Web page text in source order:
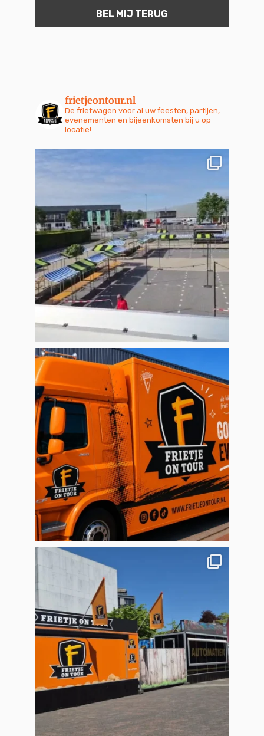
frietjeontour.nl
De frietwagen voor al uw feesten, partijen,
evenementen en bijeenkomsten bij u op
locatie!